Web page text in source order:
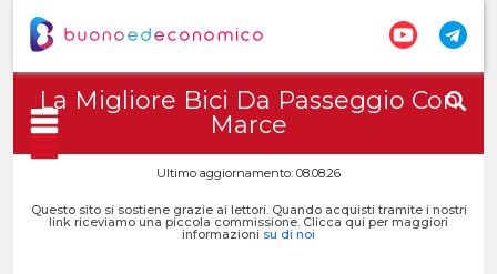
La Migliore Bici Da Passeggio Con
Marce
Ultimo aggiornamento: 08.08.26
Questo sito si sostiene grazie ai lettori. Quando acquisti tramite i nostri
link riceviamo una piccola commissione. Clicca qui per maggiori
informazioni su di noi